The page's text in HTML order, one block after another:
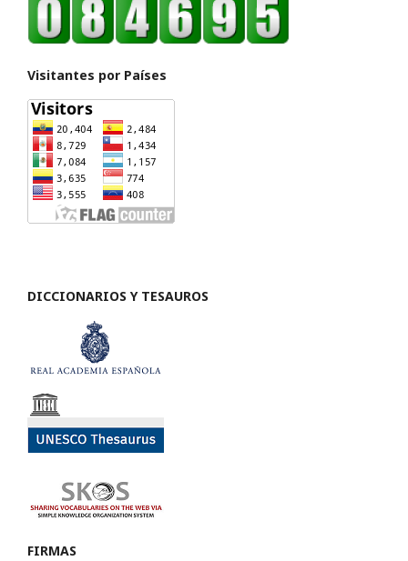
Visitantes por Países
DICCIONARIOS Y TESAUROS
FIRMAS